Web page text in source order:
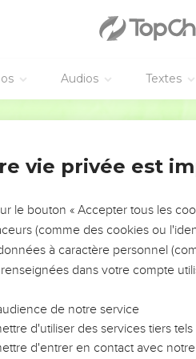
Audios Textes
מִלְחָמָה֙ וְנוֹסַ֤ף גַּם־הוּא֙ עַל־שֹׂ֣נְאֵ֔ינוּ
וְכַאֲשֶׁר֙ יְעַנּ֣וּ אֹת֔וֹ כֵּ֥ן יִרְבֶּ֖ה וְכֵ֣ן
וּבְכָל־עֲבֹדָ֖ה בַּשָּׂדֶ֑ה אֵ֚ת
les Israélites
וּרְאִיתֶ֖ן עַל־הָאָבְנָ֑יִם אִם־בֵּ֥ן הוּא֙
וְלֹ֣א עָשׂ֔וּ כַּאֲשֶׁ֛ר דִּבֶּ֥ר אֲלֵיהֶ֖ן מֶ֣לֶךְ
לַֽמְיַלְּדֹ֔ת וַיֹּ֣אמֶר לָהֶ֔ן מַדּ֥וּעַ עֲשִׂיתֶ֖ן
וַיֵּ֥יטֶב אֱלֹהִ֖ים
וַיְהִ֕י כִּֽי־יָֽרְא֥וּ הַֽמְיַלְּדֹ֖ת
vie privée est
le bouton « Accepter tous les
(comme des cookies ou
à caractère personnel
dans votre compte
de notre service
d'utiliser des services tiers
d'entrer en contact avec